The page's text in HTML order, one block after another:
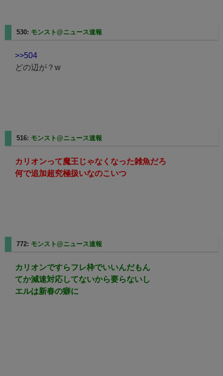
530: モンスト@ニュース速報
>>504
どの辺が？w
516: モンスト@ニュース速報
カリオンって魔王じゃなくなった雑魚だろ
何で追加超究極扱いなのこいつ
772: モンスト@ニュース速報
カリオンですらフレ枠でいいんだもん
てか減速対応してないから要らないし
エルは新春の癖に